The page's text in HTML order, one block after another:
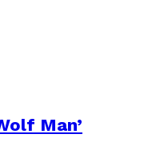
Man’